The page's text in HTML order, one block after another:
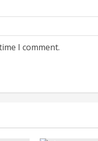
I comment.